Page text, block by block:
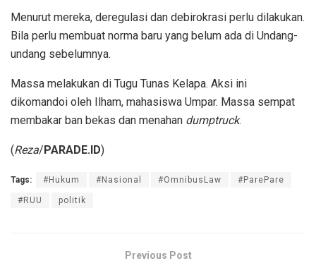
Menurut mereka, deregulasi dan debirokrasi perlu dilakukan.
Bila perlu membuat norma baru yang belum ada di Undang-
undang sebelumnya.
Massa melakukan di Tugu Tunas Kelapa. Aksi ini
dikomandoi oleh Ilham, mahasiswa Umpar. Massa sempat
membakar ban bekas dan menahan dumptruck.
(Reza/ PARADE.ID)
Tags: #Hukum #Nasional #OmnibusLaw #ParePare
#RUU politik
Previous Post